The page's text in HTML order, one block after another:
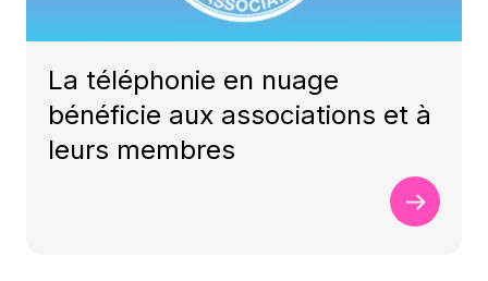
La téléphonie en nuage
bénéficie aux associations et à
leurs membres